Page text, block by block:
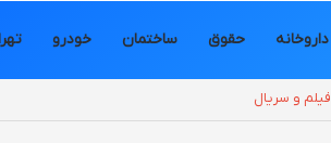
داروخانه حقوق ساختمان خودرو
فیلم و سریال